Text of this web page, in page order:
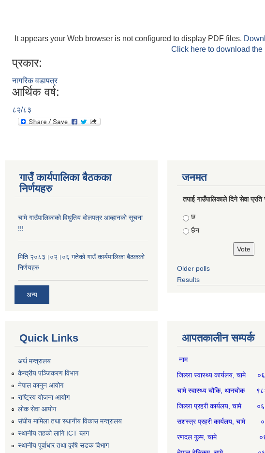
It appears your Web browser is not configured to display PDF files.
Click here to download the
प्रकार:
नागरिक वडापत्र
आर्थिक वर्ष:
८२/८३
गाउँ कार्यपालिका बैठकका
निर्णयहरु
चामे गाउँपालिकाको विधुतिय वोलपत्र आव्हानको सूचना
!!!
मिति २०८३।०२।०६ गतेको गाउँ कार्यपालिका बैठकको
निर्णयहरु
अन्य
जनमत
तपाई गाउँपालिकाले दिने सेवा
Choices
छ
छैन
Older polls
Results
Quick Links
अर्थ मन्त्रालय
केन्द्रीय पञ्जिकरण विभाग
नेपाल कानुन आयोग
राष्ट्रिय योजना आयोग
लोक सेवा आयोग
संघीय मामिला तथा स्थानीय विकास मन्त्रालय
स्थानीय तहको लागि ICT ब्लग
स्थानीय पूर्वाधार तथा कृषि सडक विभाग
आपतकालीन सम्पर्क
नाम
जिल्ला स्वास्थ्य कार्यलय, चामे
चामे स्वास्थ्य चौकि, थानचोक
जिल्ला प्रहरी कार्यलय, चामे
सशस्त्र प्रहरी कार्यलय, चामे
रणदल गुल्म, चामे